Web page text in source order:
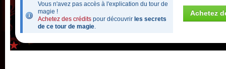
Vous n'avez pas accès à l'explication du tour de
magie !
Achetez des crédits pour découvrir les secrets
de ce tour de magie.
Achetez